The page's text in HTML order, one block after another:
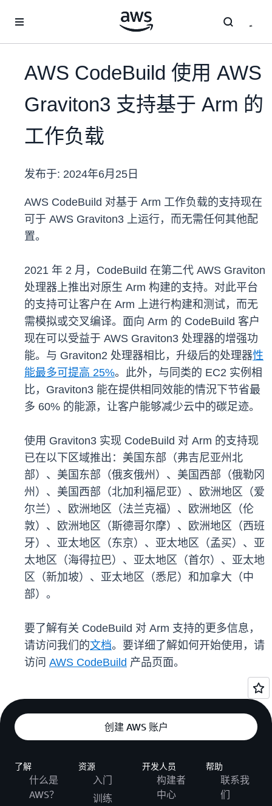
AWS CodeBuild 使用 AWS
Graviton3 支持基于 Arm 的
工作负载
发布于: 2024年6月25日
AWS CodeBuild 对基于 Arm 工作负载的支持现在
可于 AWS Graviton3 上运行，而无需任何其他配
置。
2021 年 2 月，CodeBuild 在第二代 AWS Graviton
处理器上推出对原生 Arm 构建的支持。对此平台
的支持可让客户在 Arm 上进行构建和测试，而无
需模拟或交叉编译。面向 Arm 的 CodeBuild 客户
现在可以受益于 AWS Graviton3 处理器的增强功
能。与 Graviton2 处理器相比，升级后的处理器性
能最多可提高 25%。此外，与同类的 EC2 实例相
比，Graviton3 能在提供相同效能的情況下节省最
多 60% 的能源，让客户能够减少云中的碳足迹。
使用 Graviton3 实现 CodeBuild 对 Arm 的支持现
已在以下区域推出：美国东部（弗吉尼亚州北
部）、美国东部（俄亥俄州）、美国西部（俄勒冈
州）、美国西部（北加利福尼亚）、欧洲地区（爱
尔兰）、欧洲地区（法兰克福）、欧洲地区（伦
敦）、欧洲地区（斯德哥尔摩）、欧洲地区（西班
牙）、亚太地区（东京）、亚太地区（孟买）、亚
太地区（海得拉巴）、亚太地区（首尔）、亚太地
区（新加坡）、亚太地区（悉尼）和加拿大（中
部）。
要了解有关 CodeBuild 对 Arm 支持的更多信息，
请访问我们的文档。要详细了解如何开始使用，请
访问 AWS CodeBuild 产品页面。
创建 AWS 账户
了解
什么是
AWS？
资源
入门
训练
开发人员
构建者
中心
帮助
联系我
们